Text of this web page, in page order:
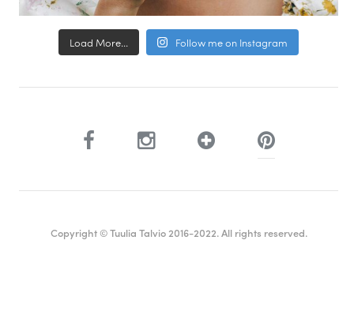
Load More... Follow me on Instagram
Copyright © Tuulia Talvio 2016-2022. All rights reserved.